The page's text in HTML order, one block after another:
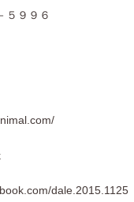
５９９６
dale.2015.1125